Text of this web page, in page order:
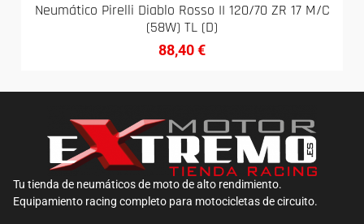
Neumático Pirelli Diablo Rosso II 120/70 ZR 17 M/C
(58W) TL (D)
88,40€
Tu tienda de neumáticos de moto de alto rendimiento.
Equipamiento racing completo para motocicletas de circuito.